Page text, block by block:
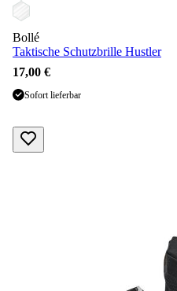
Bollé
Taktische Schutzbrille Hustler
17,00 €
Sofort lieferbar